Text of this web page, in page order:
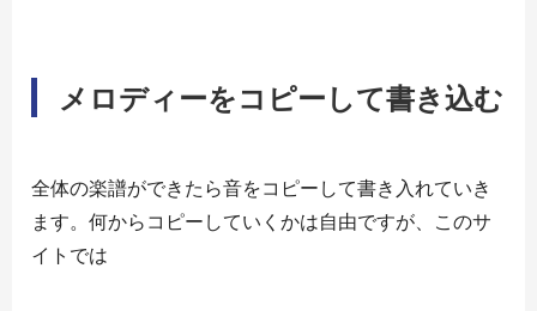
メロディーをコピーして書き込む
全体の楽譜ができたら音をコピーして書き入れていき
ます。何からコピーしていくかは自由ですが、このサ
イトでは